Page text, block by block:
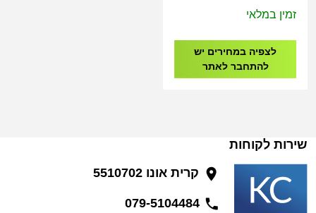
זמין במלאי
לצפיה במחירים יש
להתחבר לאתר
שירות לקוחות
קרית אונו 5510702